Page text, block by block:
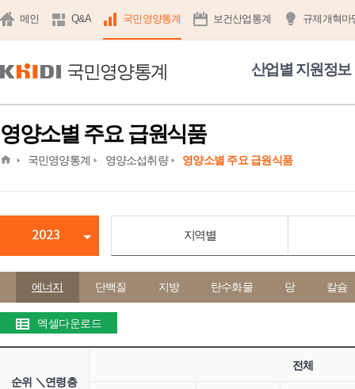
메인 Q&A 국민영양통계 보건산업통계 규제개혁마
국민영양통계 산업별 지원정보
영양소별 주요 급원식품
home국민영양통계 영양소섭취량 영양소별 주요 급원식품
2023 지역별
에너지 단백질 지방 탄수화물 당 칼슘
엑셀다운로드
순위 ＼연령층
전체